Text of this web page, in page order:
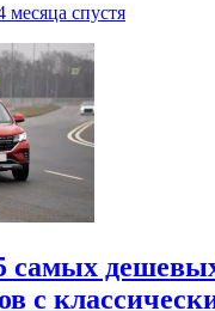
месяца спустя
самых
с